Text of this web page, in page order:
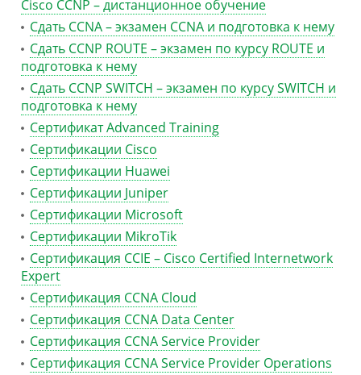
Cisco CCNP – дистанционное обучение
Сдать CCNA – экзамен CCNA и подготовка к нему
Сдать CCNP ROUTE – экзамен по курсу ROUTE и
подготовка к нему
Сдать CCNP SWITCH – экзамен по курсу SWITCH и
подготовка к нему
Сертификат Advanced Training
Сертификации Cisco
Сертификации Huawei
Сертификации Juniper
Сертификации Microsoft
Сертификации MikroTik
Сертификация CCIE – Cisco Certified Internetwork
Expert
Сертификация CCNA Cloud
Сертификация CCNA Data Center
Сертификация CCNA Service Provider
Сертификация CCNA Service Provider Operations